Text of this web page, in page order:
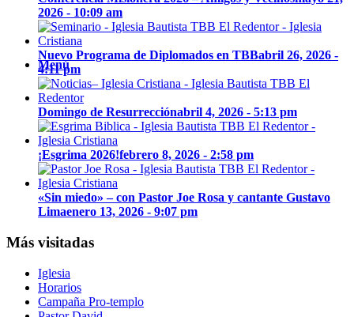
Menú
2026 - 10:09 am
Nuevo Programa de Diplomados en TBBabril 26, 2026 -
4:11 pm
Domingo de Resurrecciónabril 4, 2026 - 5:13 pm
¡Esgrima 2026!febrero 8, 2026 - 2:58 pm
«Sin miedo» – con Pastor Joe Rosa y cantante Gustavo
Limaenero 13, 2026 - 9:07 pm
Más visitadas
Iglesia
Horarios
Campaña Pro-templo